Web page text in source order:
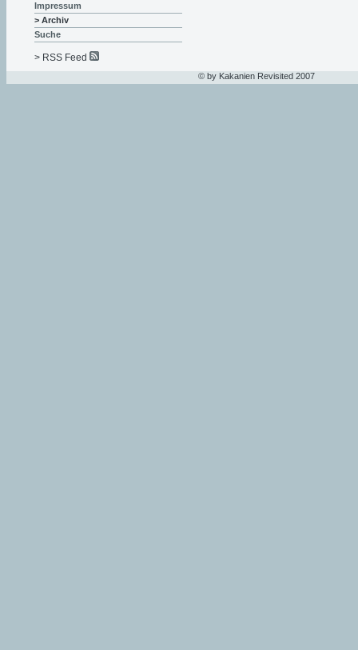
Impressum
> Archiv
Suche
> RSS Feed
© by Kakanien Revisited 2007